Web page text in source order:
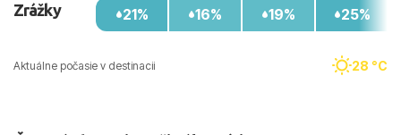
Aktuálne počasie v destinacii 28 °C
Zrážky
21%
16%
19%
25%